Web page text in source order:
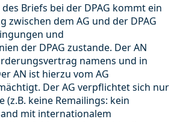
Briefs bei der DPAG kommt ein
zwischen dem AG und der DPAG
und
der DPAG zustande. Der AN
namens und in
AN ist hierzu vom AG
Der AG verpflichtet sich nur
keine Remailings: kein
mit internationalem